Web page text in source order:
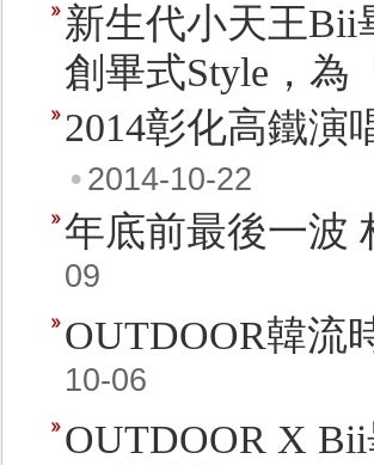
新生代小天王Bii
創畢式Style，為
2014彰化高鐵演
• 2014-10-22
年底前最後一波
09
OUTDOOR韓流
10-06
OUTDOOR X